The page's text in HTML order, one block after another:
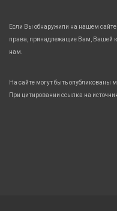
Если Вы обнаружили на нашем
права, принадлежащие Вам, Вашей
нам.
На сайте могут быть опубликованы
При цитировании ссылка на